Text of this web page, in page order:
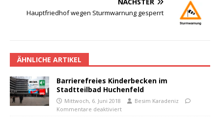
Hauptfriedhof wegen Sturmwarnung gesperrt
ÄHNLICHE ARTIKEL
Barrierefreies Kinderbecken im
Stadtteilbad Huchenfeld
Mittwoch, 6. Juni 2018
Besim Karadeniz
Kommentare deaktiviert